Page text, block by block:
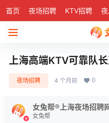
首页 夜场招聘 KTV招聘
上海高端KTV可靠队
夜场招聘 4 个月前 0
女兔帮®上海夜场招聘
女兔帮